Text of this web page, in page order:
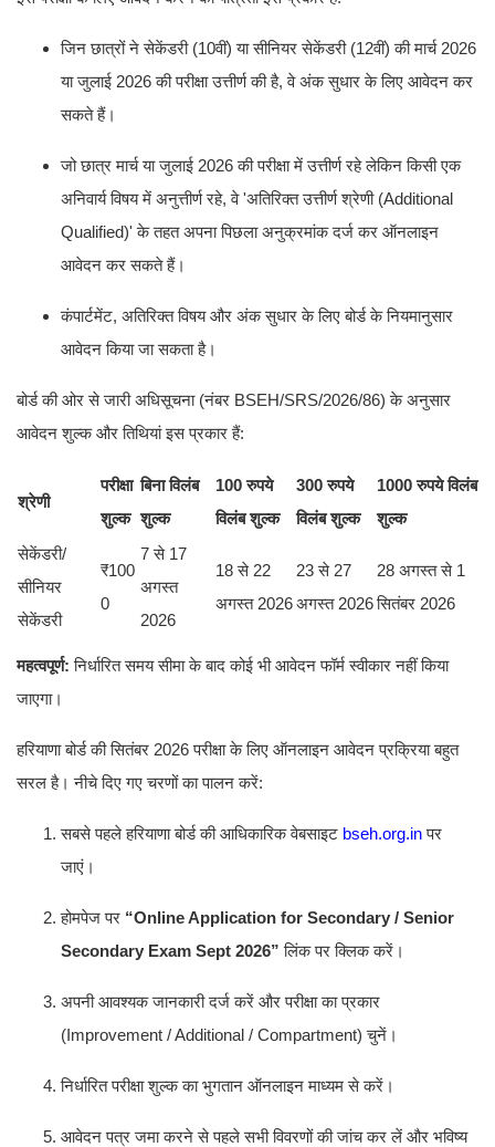
जिन छात्रों ने सेकेंडरी (10वीं) या सीनियर सेकेंडरी (12वीं) की मार्च 2026
या जुलाई 2026 की परीक्षा उत्तीर्ण की है, वे अंक सुधार के लिए आवेदन कर
सकते हैं।
जो छात्र मार्च या जुलाई 2026 की परीक्षा में उत्तीर्ण रहे लेकिन किसी एक
अनिवार्य विषय में अनुत्तीर्ण रहे, वे 'अतिरिक्त उत्तीर्ण श्रेणी (Additional
Qualified)' के तहत अपना पिछला अनुक्रमांक दर्ज कर ऑनलाइन
आवेदन कर सकते हैं।
कंपार्टमेंट, अतिरिक्त विषय और अंक सुधार के लिए बोर्ड के नियमानुसार
आवेदन किया जा सकता है।
बोर्ड की ओर से जारी अधिसूचना (नंबर BSEH/SRS/2026/86) के अनुसार
आवेदन शुल्क और तिथियां इस प्रकार हैं:
श्रेणी
परीक्षा
शुल्क
बिना विलंब
शुल्क
100 रुपये
विलंब शुल्क
300 रुपये
विलंब शुल्क
1000 रुपये विलंब
शुल्क
सेकेंडरी/
सीनियर
सेकेंडरी
₹100
0
7 से 17
अगस्त
2026
18 से 22
अगस्त 2026
23 से 27
अगस्त 2026
28 अगस्त से 1
सितंबर 2026
महत्वपूर्ण: निर्धारित समय सीमा के बाद कोई भी आवेदन फॉर्म स्वीकार नहीं किया
जाएगा।
हरियाणा बोर्ड की सितंबर 2026 परीक्षा के लिए ऑनलाइन आवेदन प्रक्रिया बहुत
सरल है। नीचे दिए गए चरणों का पालन करें:
सबसे पहले हरियाणा बोर्ड की आधिकारिक वेबसाइट bseh.org.inपर
जाएं।
होमपेज पर “Online Application for Secondary / Senior
Secondary Exam Sept 2026” लिंक पर क्लिक करें।
अपनी आवश्यक जानकारी दर्ज करें और परीक्षा का प्रकार
(Improvement / Additional / Compartment) चुनें।
निर्धारित परीक्षा शुल्क का भुगतान ऑनलाइन माध्यम से करें।
आवेदन पत्र जमा करने से पहले सभी विवरणों की जांच कर लें और भविष्य